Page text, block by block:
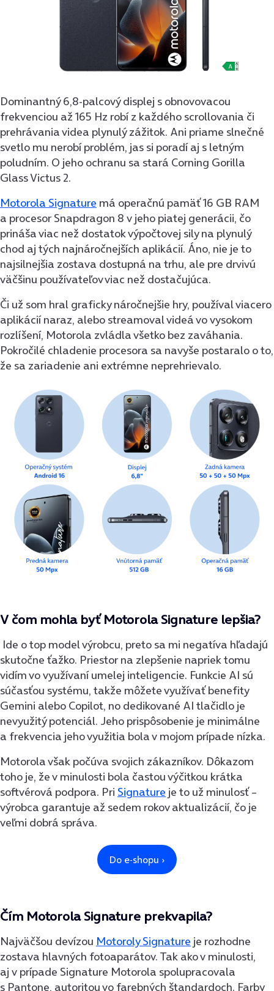
Dominantný 6,8-palcový displej s obnovovacou
frekvenciou až 165 Hz robí z každého scrollovania či
prehrávania videa plynulý zážitok. Ani priame slnečné
svetlo mu nerobí problém, jas si poradí aj s letným
poludním. O jeho ochranu sa stará Corning Gorilla
Glass Victus 2.
Motorola Signature má operačnú pamäť 16 GB RAM
a procesor Snapdragon 8 v jeho piatej generácii, čo
prináša viac než dostatok výpočtovej sily na plynulý
chod aj tých najnáročnejších aplikácií. Áno, nie je to
najsilnejšia zostava dostupná na trhu, ale pre drvivú
väčšinu používateľov viac než dostačujúca.
Či už som hral graficky náročnejšie hry, používal viacero
aplikácií naraz, alebo streamoval videá vo vysokom
rozlíšení, Motorola zvládla všetko bez zaváhania.
Pokročilé chladenie procesora sa navyše postaralo o to,
že sa zariadenie ani extrémne neprehrievalo.
V čom mohla byť Motorola Signature lepšia?
Ide o top model výrobcu, preto sa mi negatíva hľadajú
skutočne ťažko. Priestor na zlepšenie napriek tomu
vidím vo využívaní umelej inteligencie. Funkcie AI sú
súčasťou systému, takže môžete využívať benefity
Gemini alebo Copilot, no dedikované AI tlačidlo je
nevyužitý potenciál. Jeho prispôsobenie je minimálne
a frekvencia jeho využitia bola v mojom prípade nízka.
Motorola však počúva svojich zákazníkov. Dôkazom
toho je, že v minulosti bola častou výčitkou krátka
softvérová podpora. Pri Signature je to už minulosť –
výrobca garantuje až sedem rokov aktualizácií, čo je
veľmi dobrá správa.
Čím Motorola Signature prekvapila?
Najväčšou devízou Motoroly Signature je rozhodne
zostava hlavných fotoaparátov. Tak ako v minulosti,
aj v prípade Signature Motorola spolupracovala
s Pantone, autoritou vo farebných štandardoch. Farby